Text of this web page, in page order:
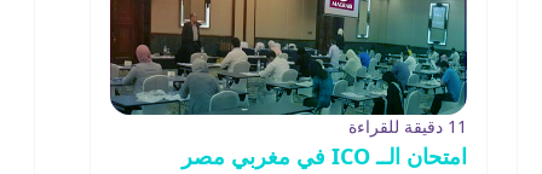
11 دقيقة للقراءة
امتحان الــ ICO في مغربي مصر